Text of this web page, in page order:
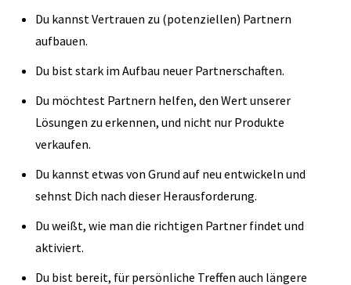
Du kannst Vertrauen zu (potenziellen) Partnern
aufbauen.
Du bist stark im Aufbau neuer Partnerschaften.
Du möchtest Partnern helfen, den Wert unserer
Lösungen zu erkennen, und nicht nur Produkte
verkaufen.
Du kannst etwas von Grund auf neu entwickeln und
sehnst Dich nach dieser Herausforderung.
Du weißt, wie man die richtigen Partner findet und
aktiviert.
Du bist bereit, für persönliche Treffen auch längere